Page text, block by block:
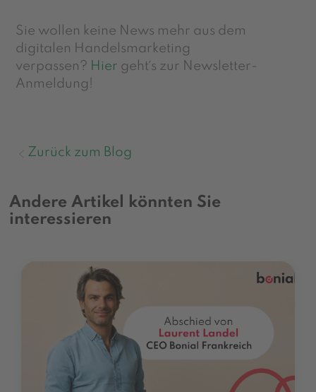
Sie wollen keine News mehr aus dem
digitalen Handelsmarketing
verpassen? Hier geht´s zur Newsletter-
Anmeldung!
Zurück zum Blog
Andere Artikel könnten Sie
interessieren